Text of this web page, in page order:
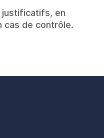
justificatifs, en
cas de contrôle.